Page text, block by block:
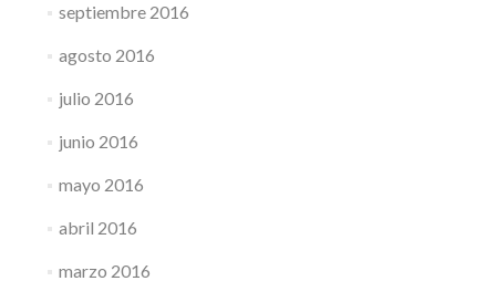
septiembre 2016
agosto 2016
julio 2016
junio 2016
mayo 2016
abril 2016
marzo 2016